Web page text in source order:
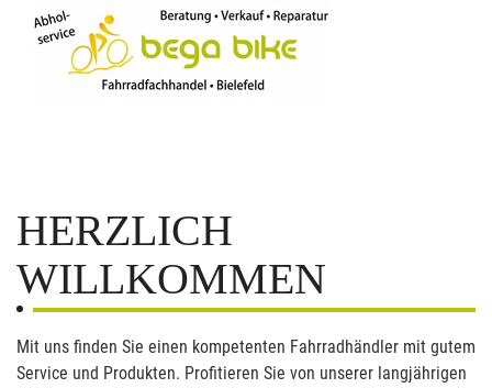
HERZLICH
WILLKOMMEN
Mit uns finden Sie einen kompetenten Fahrradhändler mit gutem
Service und Produkten. Profitieren Sie von unserer langjährigen